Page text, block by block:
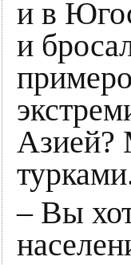
и в
и
Азией?
– Вы